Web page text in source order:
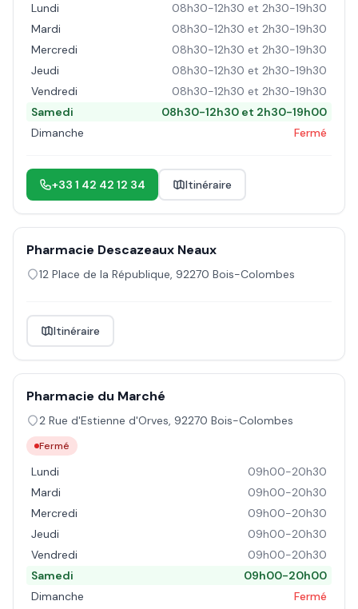
Lundi
08h30-12h30 et 2h30-19h30
Mardi
08h30-12h30 et 2h30-19h30
Mercredi
08h30-12h30 et 2h30-19h30
Jeudi
08h30-12h30 et 2h30-19h30
Vendredi
08h30-12h30 et 2h30-19h30
Samedi
08h30-12h30 et 2h30-19h00
Dimanche
Fermé
+33 1 42 42 12 34 Itinéraire
Pharmacie Descazeaux Neaux
12 Place de la République, 92270 Bois-Colombes
Itinéraire
Pharmacie du Marché
2 Rue d'Estienne d'Orves, 92270 Bois-Colombes
Fermé
Lundi
09h00-20h30
Mardi
09h00-20h30
Mercredi
09h00-20h30
Jeudi
09h00-20h30
Vendredi
09h00-20h30
Samedi
09h00-20h00
Dimanche
Fermé